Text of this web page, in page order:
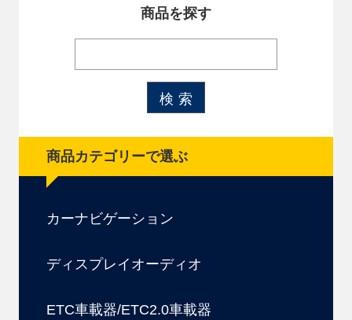
商品を探す
商品カテゴリーで選ぶ
カーナビゲーション
ディスプレイオーディオ
ETC車載器/ETC2.0車載器